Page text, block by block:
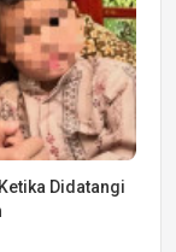
Didatangi